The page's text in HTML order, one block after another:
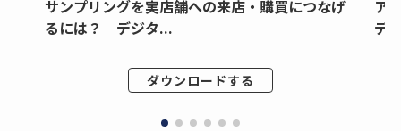
サンプリングを実店舗への来店・購買につなげ
るには？ デジタ...
ダウンロードする
ア
デ